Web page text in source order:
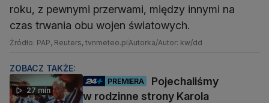
roku, z pewnymi przerwami, między innymi na
czas trwania obu wojen światowych.
Źródło: PAP, Reuters, tvnmeteo.plAutorka/Autor: kw/dd
ZOBACZ TAKŻE:
27 min
PREMIERA
Pojechaliśmy
w rodzinne strony Karola